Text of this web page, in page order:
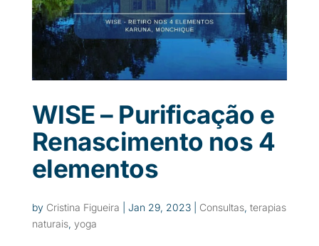
WISE – Purificação e
Renascimento nos 4
elementos
by Cristina Figueira Jan 29, 2023| Consultas, terapias
naturais, yoga